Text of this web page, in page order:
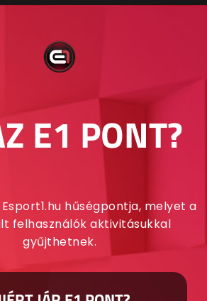
E1 PONT?
Esport1.hu hűségpontja, melyet a
felhasználók aktivitásukkal
gyűjthetnek.